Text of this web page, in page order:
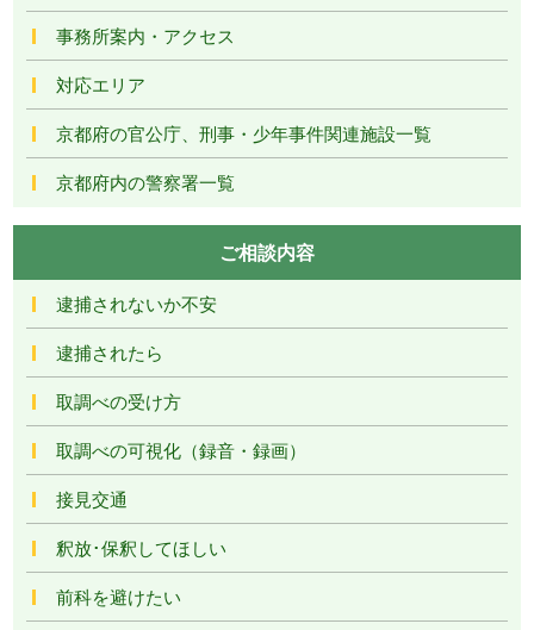
事務所案内・アクセス
対応エリア
京都府の官公庁、刑事・少年事件関連施設一覧
京都府内の警察署一覧
ご相談内容
逮捕されないか不安
逮捕されたら
取調べの受け方
取調べの可視化（録音・録画）
接見交通
釈放･保釈してほしい
前科を避けたい